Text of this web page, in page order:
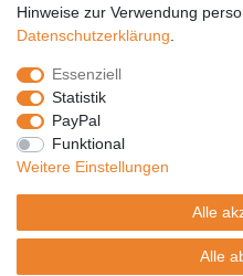
PaketPLUS
SPONSORING
Malchower SV 90
Malchower Wölfe
ZERTIFIKATE
Händlerbund
Trusted Shops
Hinweise zur Verwendung
Daten­schutz­erklärung
Essenziell
Statistik
PayPal
Funktional
Weitere Einstellungen
Alle
Alle